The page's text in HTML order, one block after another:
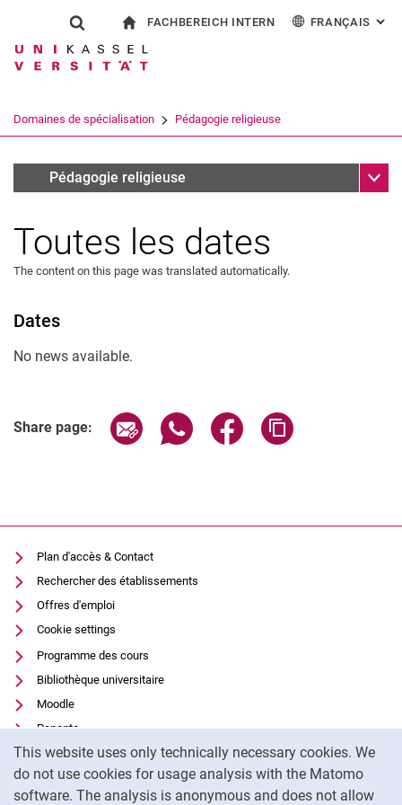
Jump directly to: content
Jump directly to: search
Jump directly to: main
This website uses only technically necessary cookies. We
do not use cookies for usage analysis with the Matomo
software. The analysis is anonymous and does not allow
Show search form
Search term
Search (opens an external link in a
FACHBEREICH INTERN FRANÇAIS :
Domaines de spécialisation Pédagogie religieuse
InfothekPédagogie religieuse Sub
Toutes les dates
The content on this page was translated automatically.
Dates
No news available.
Share page: Share page via email
Share page via WhatsApp
Share page via
Plan d'accès & Contact
Rechercher des établissements
Offres d'emploi
Cookie settings
Programme des cours
Bibliothèque universitaire
Moodle
Panopto
Protection des données
Accessibilité